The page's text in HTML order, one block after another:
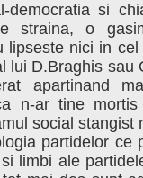
democratia si
straina, o
lipseste nici in
lui D.Braghis
apartinand
n-ar tine
social stangist
partidelor ce
limbi ale